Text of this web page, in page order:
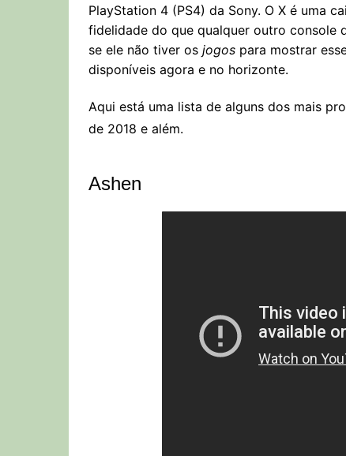
PlayStation 4 (PS4) da Sony. O X é uma
fidelidade do que qualquer outro console
se ele não tiver os jogos para mostrar
disponíveis agora e no horizonte.
Aqui está uma lista de alguns dos mais
de 2018 e além.
Ashen